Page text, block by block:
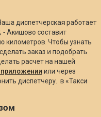
диспетчерская работает
- Акишово составит
километров. Чтобы узнать
заказ и подобрать
расчет на нашей
или через
диспетчеру. в «Такси